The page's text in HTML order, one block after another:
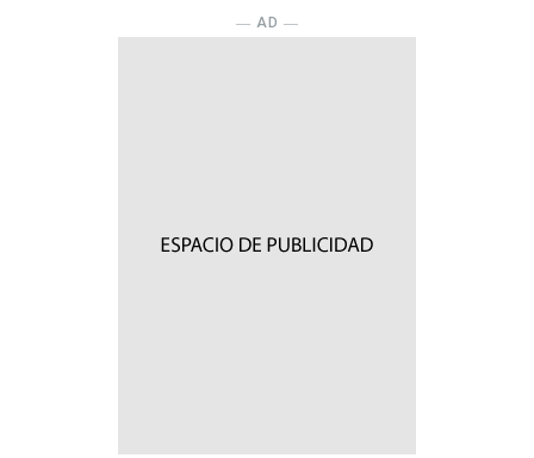
― AD ―